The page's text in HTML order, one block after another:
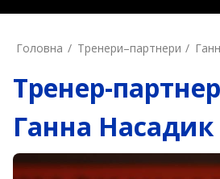
Головна Тренери–партнери
Тренер-партнер
Ганна Насадик